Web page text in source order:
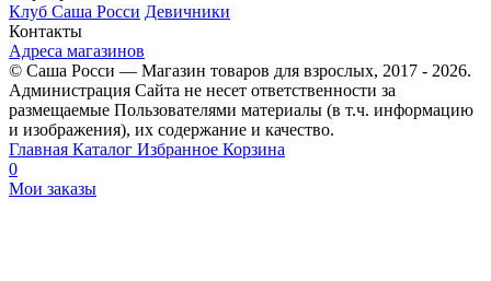
Клуб Саша Росси Девичники
Контакты
Адреса магазинов
© Саша Росси — Магазин товаров для взрослых, 2017 - 2026.
Администрация Сайта не несет ответственности за
размещаемые Пользователями материалы (в т.ч. информацию
и изображения), их содержание и качество.
Главная Каталог Избранное Корзина
0
Мои заказы